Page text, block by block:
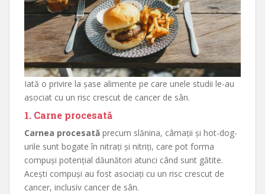
Iată o privire la șase alimente pe care unele studii le-au
asociat cu un risc crescut de cancer de sân.
1. Carne procesată
Carnea procesată precum slănina, cârnații și hot-dog-
urile sunt bogate în nitrați și nitriți, care pot forma
compuși potențial dăunători atunci când sunt gătite.
Acești compuși au fost asociați cu un risc crescut de
cancer, inclusiv cancer de sân.